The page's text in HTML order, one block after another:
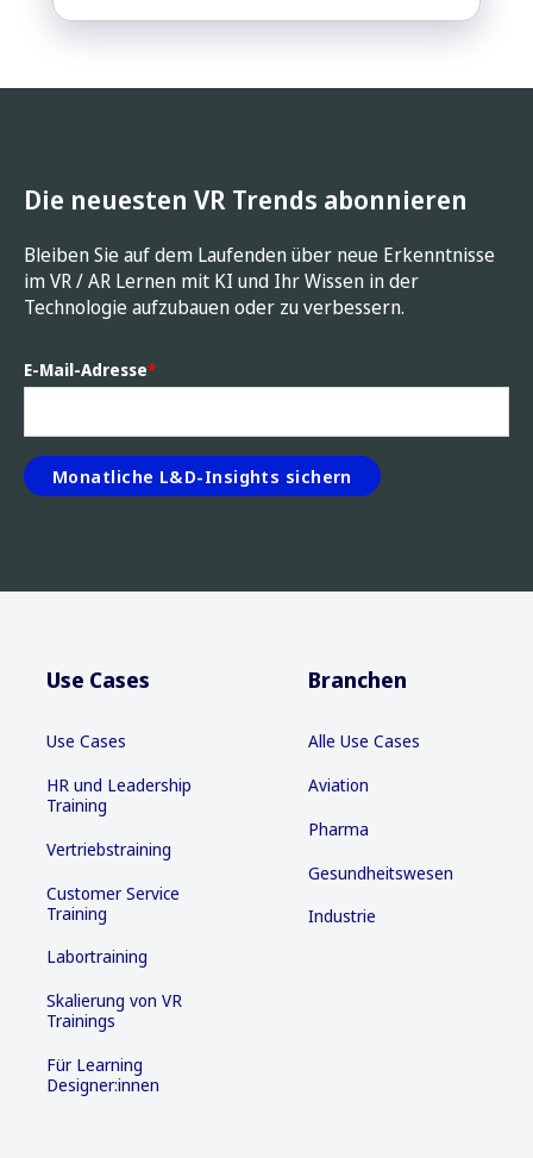
Die neuesten VR Trends abonnieren
Bleiben Sie auf dem Laufenden über neue Erkenntnisse
im VR / AR Lernen mit KI und Ihr Wissen in der
Technologie aufzubauen oder zu verbessern.
E-Mail-Adresse*
Use Cases
Use Cases
HR und Leadership
Training
Vertriebstraining
Customer Service
Training
Labortraining
Skalierung von VR
Trainings
Für Learning
Designer:innen
Branchen
Alle Use Cases
Aviation
Pharma
Gesundheitswesen
Industrie